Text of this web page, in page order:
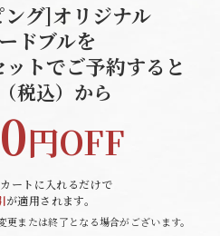
グ]オリジナル
ドブルを
トでご予約すると
税込）から
円OFF
ートに入れるだけで
が適用されます。
または終了となる場合がございます。